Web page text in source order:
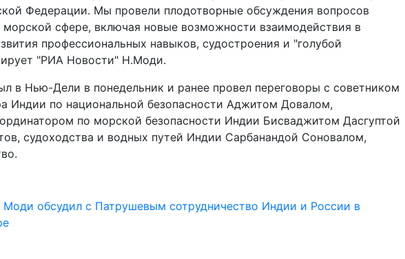
Федерации. Мы провели плодотворные обсуждения вопросов
морской сфере, включая новые возможности взаимодействия в
профессиональных навыков, судостроения и "голубой
"РИА Новости" Н.Моди.
в Нью-Дели в понедельник и ранее провел переговоры с советником
Индии по национальной безопасности Аджитом Довалом,
по морской безопасности Индии Бисваджитом Дасгуптой
судоходства и водных путей Индии Сарбанандой Соновалом,
обсудил с Патрушевым сотрудничество Индии и России в